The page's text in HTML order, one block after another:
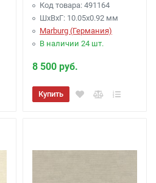
Код товара: 491164
ШхВхГ: 10.05х0.92 мм
Marburg (Германия)
В наличии 24 шт.
8 500 руб.
Купить